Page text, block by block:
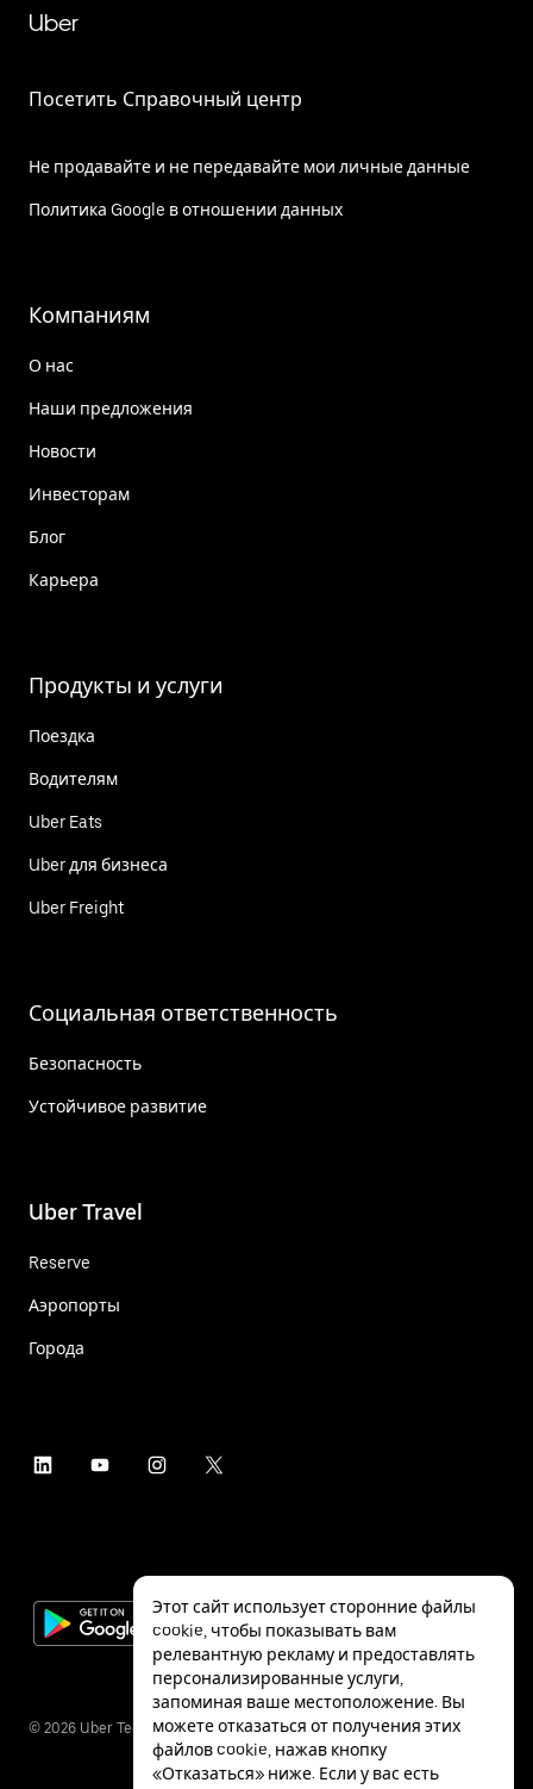
Uber
Посетить Справочный центр
Не продавайте и не передавайте мои личные данные
Политика Google в отношении данных
Компаниям
О нас
Наши предложения
Новости
Инвесторам
Блог
Карьера
Продукты и услуги
Поездка
Водителям
Uber Eats
Uber для бизнеса
Uber Freight
Социальная ответственность
Безопасность
Устойчивое развитие
Uber Travel
Reserve
Аэропорты
Города
© 2026 Uber Technologies Inc.
Этот сайт использует сторонние файлы
cookie, чтобы показывать вам
релевантную рекламу и предоставлять
персонализированные услуги,
запоминая ваше местоположение. Вы
можете отказаться от получения этих
файлов cookie, нажав кнопку
«Отказаться» ниже. Если у вас есть